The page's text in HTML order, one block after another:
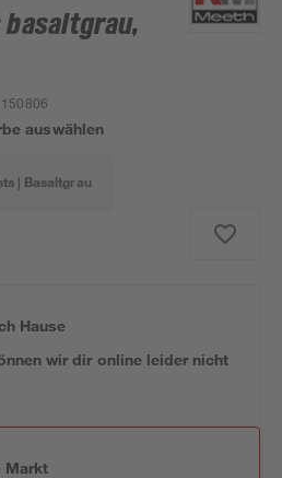
150806
auswählen
| Basaltgrau
Hause
wir dir online leider nicht
Markt